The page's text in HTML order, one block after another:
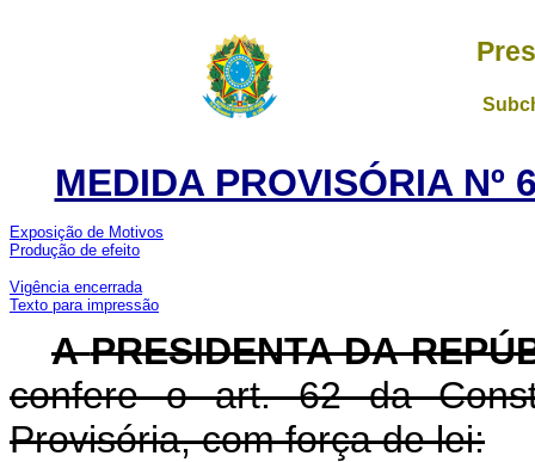
MEDIDA PROVISÓRIA Nº
Exposição de Motivos
Produção de efeito
Vigência encerrada
Texto para impressão
APRESIDENTA DA
confere o art. 62 da
Provisória, com força de lei: